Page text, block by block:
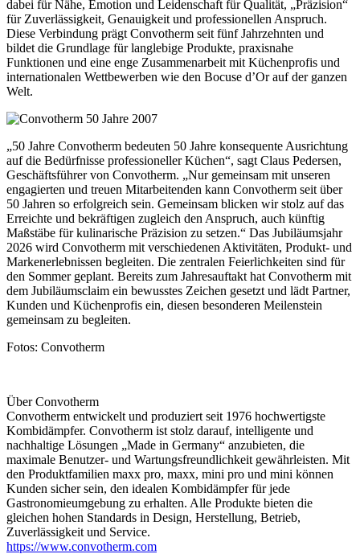
dabei für Nähe, Emotion und Leidenschaft für Qualität, „Präzision“
für Zuverlässigkeit, Genauigkeit und professionellen Anspruch.
Diese Verbindung prägt Convotherm seit fünf Jahrzehnten und
bildet die Grundlage für langlebige Produkte, praxisnahe
Funktionen und eine enge Zusammenarbeit mit Küchenprofis und
internationalen Wettbewerben wie den Bocuse d’Or auf der ganzen
Welt.
„50 Jahre Convotherm bedeuten 50 Jahre konsequente Ausrichtung
auf die Bedürfnisse professioneller Küchen“, sagt Claus Pedersen,
Geschäftsführer von Convotherm. „Nur gemeinsam mit unseren
engagierten und treuen Mitarbeitenden kann Convotherm seit über
50 Jahren so erfolgreich sein. Gemeinsam blicken wir stolz auf das
Erreichte und bekräftigen zugleich den Anspruch, auch künftig
Maßstäbe für kulinarische Präzision zu setzen.“ Das Jubiläumsjahr
2026 wird Convotherm mit verschiedenen Aktivitäten, Produkt- und
Markenerlebnissen begleiten. Die zentralen Feierlichkeiten sind für
den Sommer geplant. Bereits zum Jahresauftakt hat Convotherm mit
dem Jubiläumsclaim ein bewusstes Zeichen gesetzt und lädt Partner,
Kunden und Küchenprofis ein, diesen besonderen Meilenstein
gemeinsam zu begleiten.
Fotos: Convotherm
Über Convotherm
Convotherm entwickelt und produziert seit 1976 hochwertigste
Kombidämpfer. Convotherm ist stolz darauf, intelligente und
nachhaltige Lösungen „Made in Germany“ anzubieten, die
maximale Benutzer- und Wartungsfreundlichkeit gewährleisten. Mit
den Produktfamilien maxx pro, maxx, mini pro und mini können
Kunden sicher sein, den idealen Kombidämpfer für jede
Gastronomieumgebung zu erhalten. Alle Produkte bieten die
gleichen hohen Standards in Design, Herstellung, Betrieb,
Zuverlässigkeit und Service.
https://www.convotherm.com